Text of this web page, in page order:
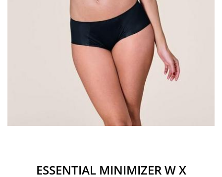
ESSENTIAL MINIMIZER W X